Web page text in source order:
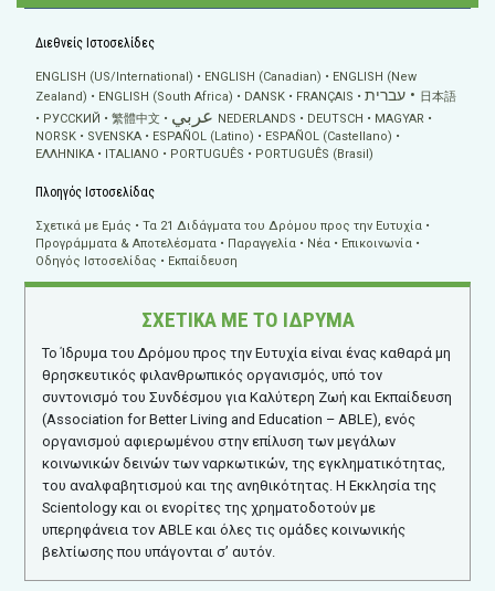
Διεθνείς Ιστοσελίδες
ENGLISH (US/International) ENGLISH (Canadian)
ENGLISH (New
Zealand)
ENGLISH (South Africa) DANSK FRANÇAIS עברית
日本語
РУССКИЙ
繁體中文 عربي NEDERLANDS DEUTSCH
MAGYAR
NORSK
SVENSKA ESPAÑOL (Latino)
ESPAÑOL (Castellano)
ΕΛΛΗΝΙΚA
ITALIANO PORTUGUÊS PORTUGUÊS (Brasil)
Πλοηγός Ιστοσελίδας
Σχετικά με Εμάς
Τα 21 Διδάγματα του Δρόμου προς την Ευτυχία
Προγράμματα & Αποτελέσματα
Παραγγελία Νέα
Επικοινωνία
Οδηγός Ιστοσελίδας
Εκπαίδευση
ΣΧΕΤΙΚΑ ΜΕ ΤΟ ΙΔΡΥΜΑ
Το Ίδρυμα του Δρόμου προς την Ευτυχία είναι ένας καθαρά μη
θρησκευτικός φιλανθρωπικός οργανισμός, υπό τον
συντονισμό του Συνδέσμου για Καλύτερη Ζωή και Εκπαίδευση
(Association for Better Living and Education – ABLE), ενός
οργανισμού αφιερωμένου στην επίλυση των μεγάλων
κοινωνικών δεινών των ναρκωτικών, της εγκληματικότητας,
του αναλφαβητισμού και της ανηθικότητας. Η Εκκλησία της
Scientology και οι ενορίτες της χρηματοδοτούν με
υπερηφάνεια τον ABLE και όλες τις ομάδες κοινωνικής
βελτίωσης που υπάγονται σ’ αυτόν.